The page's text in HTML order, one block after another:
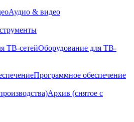
Аудио & видео
Оборудование для ТВ-
Программное обеспечение
Архив (снятое с